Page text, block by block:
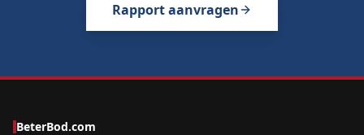
Rapport aanvragen
BeterBod.com